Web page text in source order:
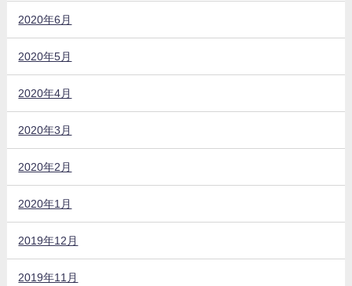
2020年6月
2020年5月
2020年4月
2020年3月
2020年2月
2020年1月
2019年12月
2019年11月